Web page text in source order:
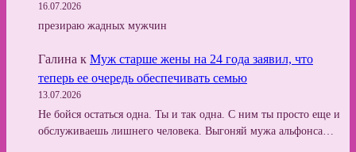
16.07.2026
презираю жадных мужчин
Галина к Муж старше жены на 24 года заявил, что
теперь ее очередь обеспечивать семью
13.07.2026
Не бойся остаться одна. Ты и так одна. С ним ты просто еще и
обслуживаешь лишнего человека. Выгоняй мужа альфонса…